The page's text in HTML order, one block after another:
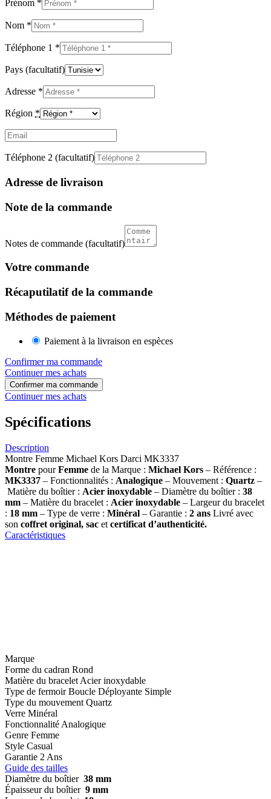
Prénom *
Nom *
Téléphone 1 *
Pays (facultatif)
Adresse *
Région *
Email
Téléphone 2 (facultatif)
Adresse de livraison
Note de la commande
Notes de commande (facultatif)
Votre commande
Récaputilatif de la commande
Méthodes de paiement
Paiement à la livraison en espèces
Confirmer ma commande
Continuer mes achats
Confirmer ma commande
Continuer mes achats
Spécifications
Description
Montre Femme Michael Kors Darci MK3337
Montre pourFemme de la Marque : Michael Kors – Référence :
MK3337 – Fonctionnalités : Analogique – Mouvement : Quartz –
Matière du boîtier : Acier inoxydable – Diamètre du boîtier : 38
mm – Matière du bracelet : Acier inoxydable – Largeur du bracelet
: 18 mm – Type de verre : Minéral – Garantie : 2 ans Livré avec
son coffret original, sac et certificat d’authenticité.
Caractéristiques
Marque
Forme du cadran Rond
Matière du bracelet Acier inoxydable
Type de fermoir Boucle Déployante Simple
Type du mouvement Quartz
Verre Minéral
Fonctionnalité Analogique
Genre Femme
Style Casual
Garantie 2 Ans
Guide des tailles
Diamètre du boîtier 38 mm
Épaisseur du boîtier 9 mm